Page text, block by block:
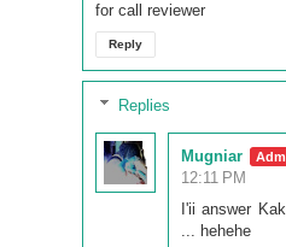
for call reviewer
Reply
Replies
Mugniar
12:11 PM
I'ii answer
... hehehe